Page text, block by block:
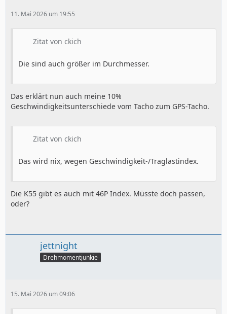
11. Mai 2026 um 19:55
Zitat von ckich
Die sind auch größer im Durchmesser.
Das erklärt nun auch meine 10%
Geschwindigkeitsunterschiede vom Tacho zum GPS-Tacho.
Zitat von ckich
Das wird nix, wegen Geschwindigkeit-/Traglastindex.
Die K55 gibt es auch mit 46P Index. Müsste doch passen,
oder?
jettnight
Drehmomentjunkie
15. Mai 2026 um 09:06